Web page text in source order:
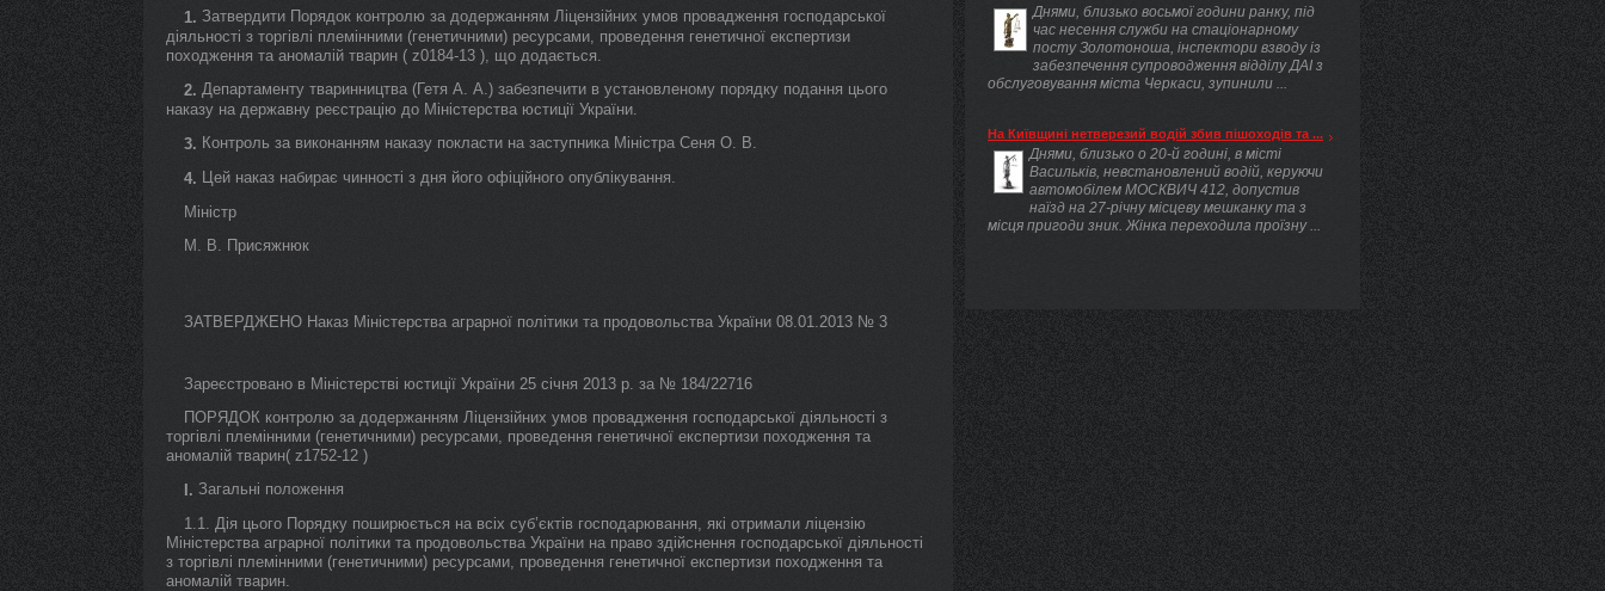
1. Затвердити Порядок контролю за додержанням Ліцензійних умов провадження господарської
діяльності з торгівлі племінними (генетичними) ресурсами, проведення генетичної експертизи
походження та аномалій тварин ( z0184-13 ), що додається.
2. Департаменту тваринництва (Гетя А. А.) забезпечити в установленому порядку подання цього
наказу на державну реєстрацію до Міністерства юстиції України.
3. Контроль за виконанням наказу покласти на заступника Міністра Сеня О. В.
4. Цей наказ набирає чинності з дня його офіційного опублікування.
Міністр
М. В. Присяжнюк
ЗАТВЕРДЖЕНО Наказ Міністерства аграрної політики та продовольства України 08.01.2013 № 3
Зареєстровано в Міністерстві юстиції України 25 січня 2013 р. за № 184/22716
ПОРЯДОК контролю за додержанням Ліцензійних умов провадження господарської діяльності з
торгівлі племінними (генетичними) ресурсами, проведення генетичної експертизи походження та
аномалій тварин( z1752-12 )
I. Загальні положення
1.1. Дія цього Порядку поширюється на всіх суб’єктів господарювання, які отримали ліцензію
Міністерства аграрної політики та продовольства України на право здійснення господарської діяльності
з торгівлі племінними (генетичними) ресурсами, проведення генетичної експертизи походження та
аномалій тварин.
Днями, близько восьмої години ранку, під
час несення служби на стаціонарному
посту Золотоноша, інспектори взводу із
забезпечення супроводження відділу ДАІ з
обслуговування міста Черкаси, зупинили ...
На Київщині нетверезий водій збив пішоходів та ...
Днями, близько о 20-й годині, в місті
Васильків, невстановлений водій, керуючи
автомобілем МОСКВИЧ 412, допустив
наїзд на 27-річну місцеву мешканку та з
місця пригоди зник. Жінка переходила проїзну ...